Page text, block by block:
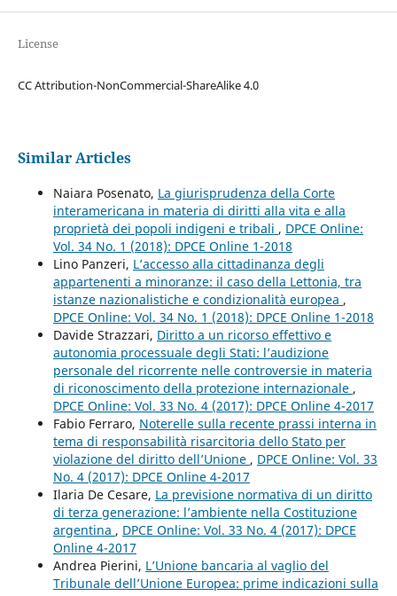
License
CC Attribution-NonCommercial-ShareAlike 4.0
Similar Articles
Naiara Posenato, La giurisprudenza della Corte
interamericana in materia di diritti alla vita e alla
proprietà dei popoli indigeni e tribali , DPCE Online:
Vol. 34 No. 1 (2018): DPCE Online 1-2018
Lino Panzeri, L’accesso alla cittadinanza degli
appartenenti a minoranze: il caso della Lettonia, tra
istanze nazionalistiche e condizionalità europea ,
DPCE Online: Vol. 34 No. 1 (2018): DPCE Online 1-2018
Davide Strazzari, Diritto a un ricorso effettivo e
autonomia processuale degli Stati: l’audizione
personale del ricorrente nelle controversie in materia
di riconoscimento della protezione internazionale ,
DPCE Online: Vol. 33 No. 4 (2017): DPCE Online 4-2017
Fabio Ferraro, Noterelle sulla recente prassi interna in
tema di responsabilità risarcitoria dello Stato per
violazione del diritto dell’Unione , DPCE Online: Vol. 33
No. 4 (2017): DPCE Online 4-2017
Ilaria De Cesare, La previsione normativa di un diritto
di terza generazione: l’ambiente nella Costituzione
argentina , DPCE Online: Vol. 33 No. 4 (2017): DPCE
Online 4-2017
Andrea Pierini, L’Unione bancaria al vaglio del
Tribunale dell’Unione Europea: prime indicazioni sulla